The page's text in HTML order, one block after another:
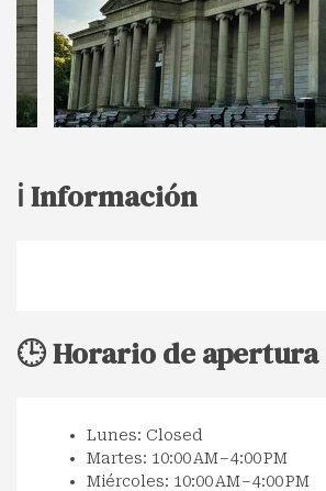
ℹ️ Información
🕒 Horario de apertura
Lunes: Closed
Martes: 10:00 AM – 4:00 PM
Miércoles: 10:00 AM – 4:00 PM